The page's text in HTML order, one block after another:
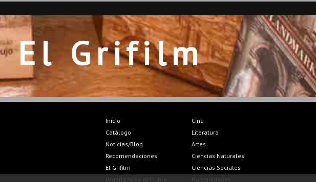
El Grifilm
Inicio
Catálogo
Noticias/Blog
Recomendaciones
El Grifilm
Urueña/Villa del Libro
Cine
Literatura
Artes
Ciencias Naturales
Ciencias Sociales
Humanidades